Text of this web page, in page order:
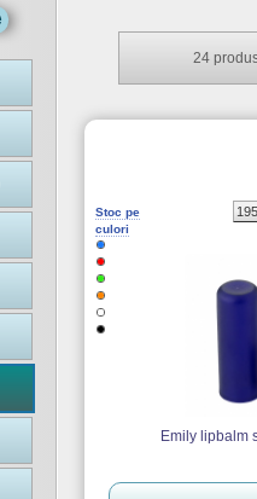
24
Stoc pe
culori
Emily lipbalm